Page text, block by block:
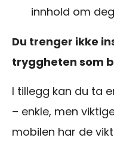
innhold om
Du trenger ikke
tryggheten som
I tillegg kan du ta
– enkle, men
mobilen har de